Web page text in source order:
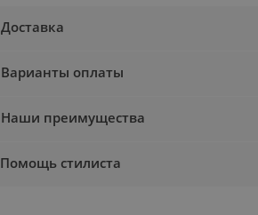
Доставка
Варианты оплаты
Наши преимущества
Помощь стилиста